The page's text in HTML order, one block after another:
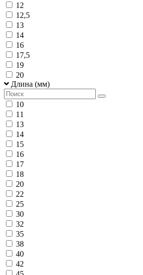
12
12,5
13
14
16
17,5
19
20
Длина (мм)
10
11
13
14
15
16
17
18
20
22
25
30
32
35
38
40
42